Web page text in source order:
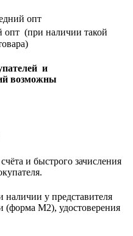
опт
(при наличии такой
и
возможны
и быстрого зачисления
наличии у представителя
(форма M2), удостоверения